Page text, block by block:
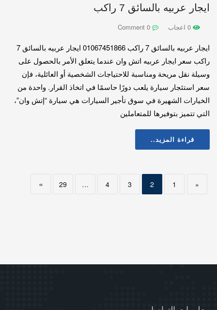
ايجار عربيه بالسائق 7 راكب
ايجار عربيه بالسائق 7 راكب 01067451866 ايجار عربيه بالسائق 7
راكب سعر ايجار عربيه اتش وان عندما يتعلق الأمر بالحصول على
وسيلة نقل مريحة ومناسبة للاحتياجات الشخصية أو العائلية، فإن
سعر استئجار سيارة يلعب دورًا حاسمًا في اتخاذ القرار. واحدة من
الخيارات الشهيرة في سوق تأجير السيارات هي سيارة “إتش وان”،
التي تتميز بتوفيرها للمتعاملين
قراءة المزيد..
«
1
2
3
4
…
29
»